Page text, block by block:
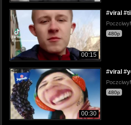
00:15
#viral
480p
00:30
#viral
480p